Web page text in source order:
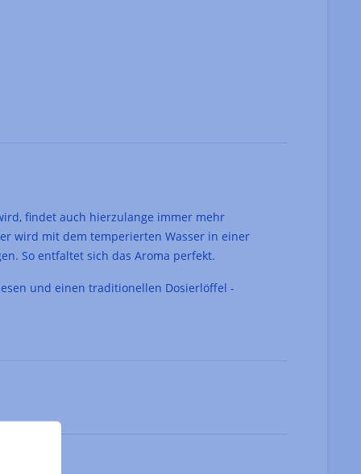
findet auch hierzulange immer mehr
wird mit dem temperierten Wasser in einer
So entfaltet sich das Aroma perfekt.
und einen traditionellen Dosierlöffel -